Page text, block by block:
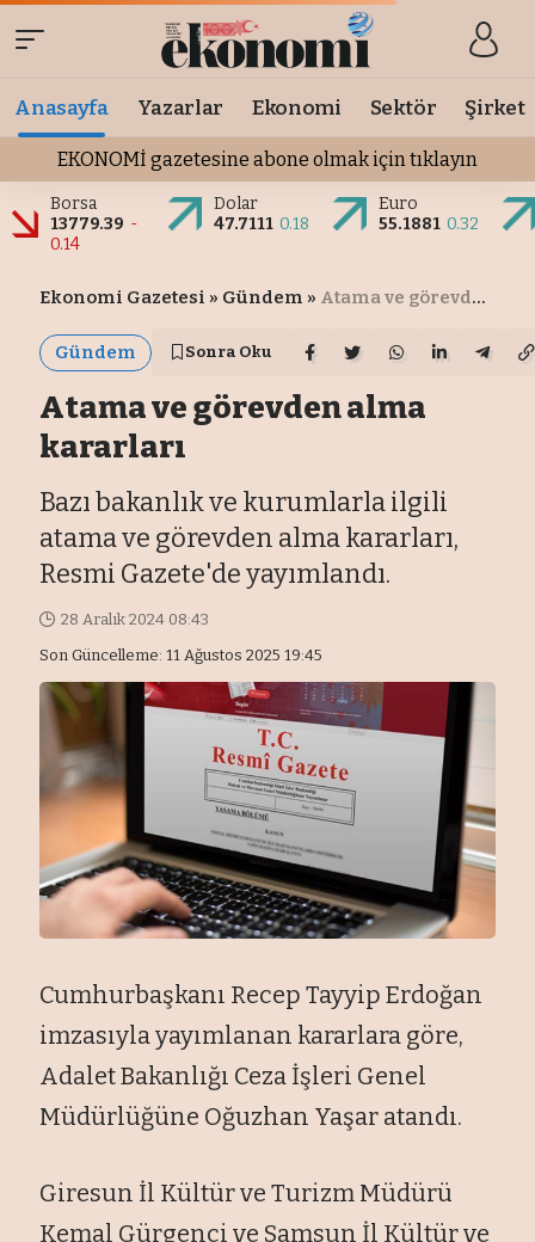
Anasayfa Yazarlar Ekonomi Sektör Şirket
EKONOMİ gazetesine abone olmak için tıklayın
Borsa
13779.39 -
0.14
Dolar
47.7111 0.18
Euro
55.1881 0.32
Ekonomi Gazetesi » Gündem » Atama ve görevden alma kararları
Gündem Sonra Oku
Atama ve görevden alma
kararları
Bazı bakanlık ve kurumlarla ilgili
atama ve görevden alma kararları,
Resmi Gazete'de yayımlandı.
Son Güncelleme: 11 Ağustos 2025 19:45
28 Aralık 2024 08:43
Cumhurbaşkanı Recep Tayyip Erdoğan
imzasıyla yayımlanan kararlara göre,
Adalet Bakanlığı Ceza İşleri Genel
Müdürlüğüne Oğuzhan Yaşar atandı.
Giresun İl Kültür ve Turizm Müdürü
Kemal Gürgenci ve Samsun İl Kültür ve